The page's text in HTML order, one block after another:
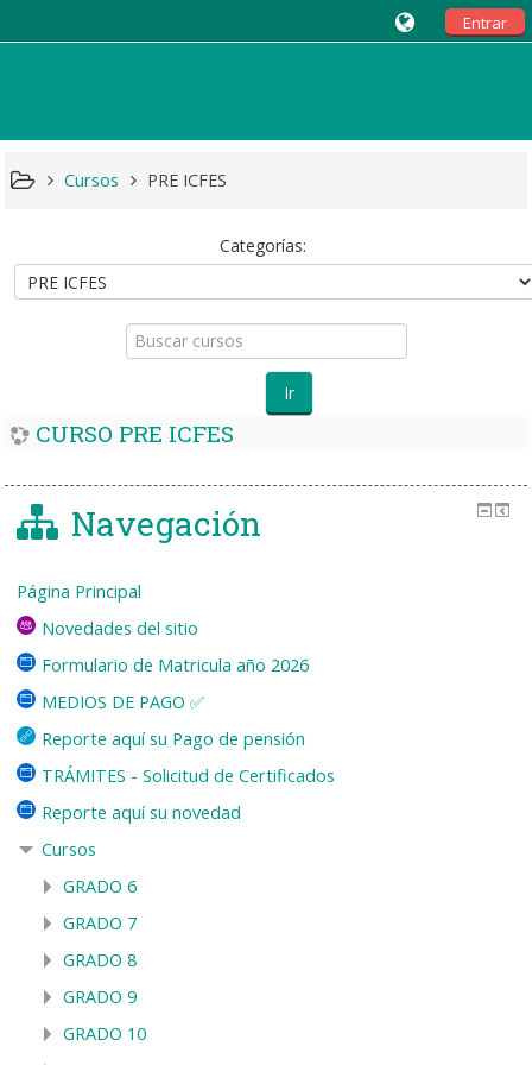
Entrar
Cursos PRE ICFES
Categorías:
Buscar
cursos
Ir
CURSO PRE ICFES
Navegación
Página Principal
Novedades del sitio
Formulario de Matricula año 2026
MEDIOS DE PAGO ✅
Reporte aquí su Pago de pensión
TRÁMITES - Solicitud de Certificados
Reporte aquí su novedad
Cursos
GRADO 6
GRADO 7
GRADO 8
GRADO 9
GRADO 10